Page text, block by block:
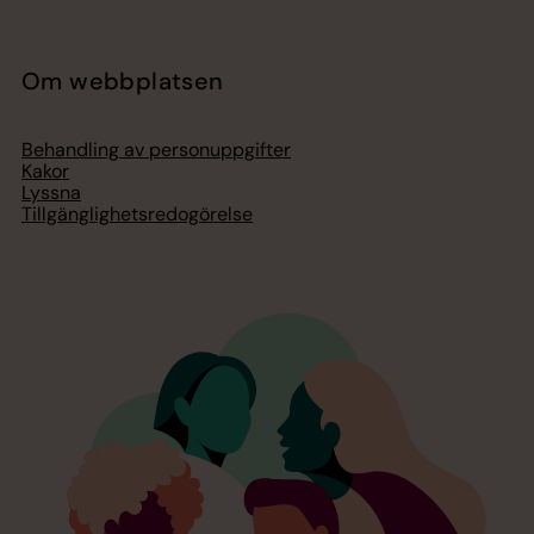
Om webbplatsen
Behandling av personuppgifter
Kakor
Lyssna
Tillgänglighetsredogörelse